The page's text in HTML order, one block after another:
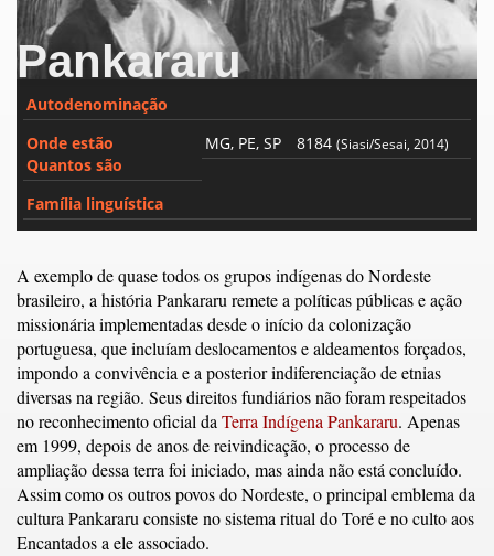
Pankararu
Autodenominação
Onde estão
Quantos são
MG, PE, SP 8184(Siasi/Sesai, 2014)
Família linguística
A exemplo de quase todos os grupos indígenas do Nordeste
brasileiro, a história Pankararu remete a políticas públicas e ação
missionária implementadas desde o início da colonização
portuguesa, que incluíam deslocamentos e aldeamentos forçados,
impondo a convivência e a posterior indiferenciação de etnias
diversas na região. Seus direitos fundiários não foram respeitados
no reconhecimento oficial daTerra Indígena Pankararu. Apenas
em 1999, depois de anos de reivindicação, o processo de
ampliação dessa terra foi iniciado, mas ainda não está concluído.
Assim como os outros povos do Nordeste, o principal emblema da
cultura Pankararu consiste no sistema ritual do Toré e no culto aos
Encantados a ele associado.